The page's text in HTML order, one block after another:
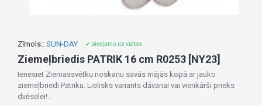
Zīmols:: SUN-DAY ✔ pieejams uz vietas
Ziemeļbriedis PATRIK 16 cm R0253 [NY23]
Ienesiet Ziemassvētku noskaņu savās mājās kopā ar jauko
ziemeļbriedi Patriku. Lielisks variants dāvanai vai vienkārši prieks
dvēselei!..